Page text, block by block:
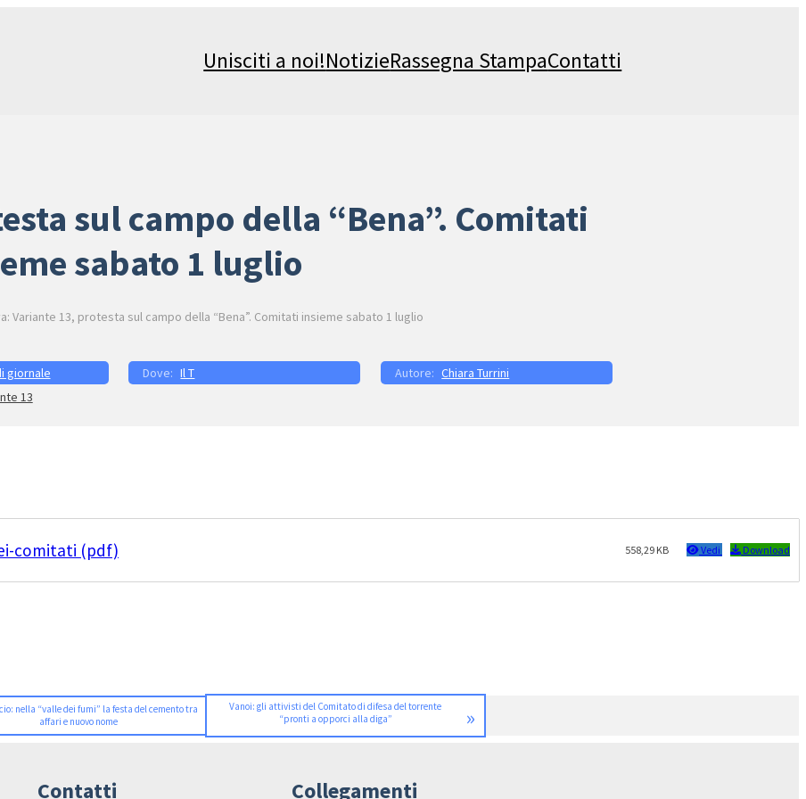
Unisciti a noi!NotizieRassegna StampaContatti
sul campo della “Bena”. Comitati
sabato 1 luglio
Variante 13, protesta sul campo della “Bena”. Comitati insieme sabato 1 luglio
giornale Il T
Chiara Turrini
13
comitati (pdf) 558,29 KB Vedi Download
nella “valle dei fumi” la festa del cemento tra
affari e nuovo nome
Vanoi: gli attivisti del Comitato di difesa del torrente
“pronti a opporci alla diga”
»
Contatti Collegamenti